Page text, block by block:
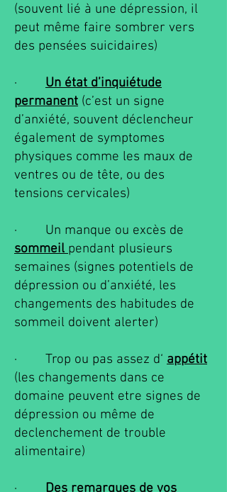
(souvent lié à une dépression, il
peut même faire sombrer vers
des pensées suicidaires)
· Un état d’inquiétude
permanent (c’est un signe
d’anxiété, souvent déclencheur
également de symptomes
physiques comme les maux de
ventres ou de tête, ou des
tensions cervicales)
· Un manque ou excès de
sommeilpendant plusieurs
semaines (signes potentiels de
dépression ou d’anxiété, les
changements des habitudes de
sommeil doivent alerter)
· Trop ou pas assez d‘ appétit
(les changements dans ce
domaine peuvent etre signes de
dépression ou même de
declenchement de trouble
alimentaire)